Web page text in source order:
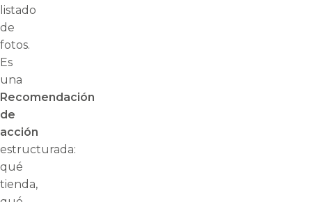
listado
de
fotos.
Es
una
Recomendación
de
acción
estructurada:
qué
tienda,